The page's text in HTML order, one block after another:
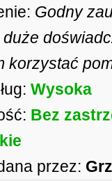
Godny
korzystać
Wysoka
Bez
przez: